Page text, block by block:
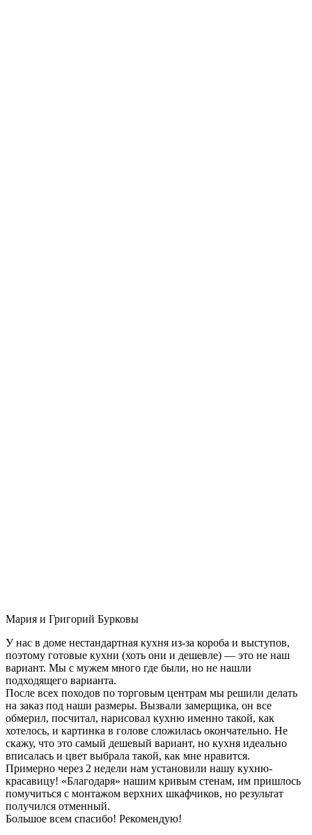
Мария и Григорий Бурковы
У нас в доме нестандартная кухня из-за короба и выступов,
поэтому готовые кухни (хоть они и дешевле) — это не наш
вариант. Мы с мужем много где были, но не нашли
подходящего варианта.
После всех походов по торговым центрам мы решили делать
на заказ под наши размеры. Вызвали замерщика, он все
обмерил, посчитал, нарисовал кухню именно такой, как
хотелось, и картинка в голове сложилась окончательно. Не
скажу, что это самый дешевый вариант, но кухня идеально
вписалась и цвет выбрала такой, как мне нравится.
Примерно через 2 недели нам установили нашу кухню-
красавицу! «Благодаря» нашим кривым стенам, им пришлось
помучиться с монтажом верхних шкафчиков, но результат
получился отменный.
Большое всем спасибо! Рекомендую!